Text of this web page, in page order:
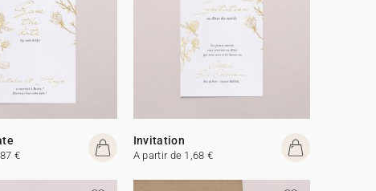
€
Invitation
A partir de 1,68 €